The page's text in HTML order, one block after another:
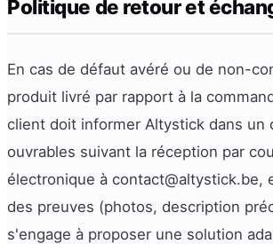
Politique de retour et
En cas de défaut avéré ou de non-
produit livré par rapport à la
client doit informer Altystick dans un
ouvrables suivant la réception par
électronique à contact@altystick.be,
des preuves (photos, description
s'engage à proposer une solution